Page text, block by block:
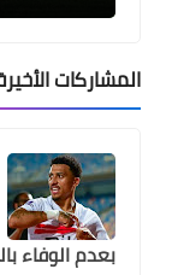
2027
Egypt
بشأن
عاشور
المشاركات
بعدم الوفاء